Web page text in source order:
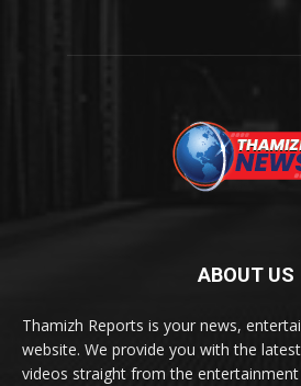
ABOUT US
Thamizh Reports is your news,
website. We provide you with the
videos straight from the entertainment